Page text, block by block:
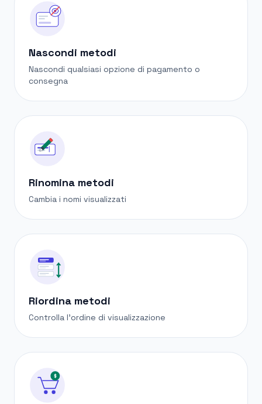
Nascondi metodi
Nascondi qualsiasi opzione di pagamento o
consegna
Rinomina metodi
Cambia i nomi visualizzati
Riordina metodi
Controlla l'ordine di visualizzazione
$